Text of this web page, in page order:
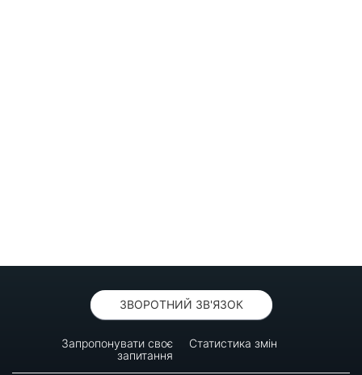
ЗВОРОТНИЙ ЗВ'ЯЗОК
Запропонувати своє
запитання
Статистика змін